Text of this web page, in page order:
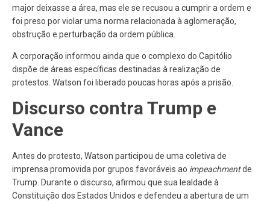
major deixasse a área, mas ele se recusou a cumprir a ordem e
foi preso por violar uma norma relacionada à aglomeração,
obstrução e perturbação da ordem pública.
A corporação informou ainda que o complexo do Capitólio
dispõe de áreas específicas destinadas à realização de
protestos. Watson foi liberado poucas horas após a prisão.
Discurso contra Trump e
Vance
Antes do protesto, Watson participou de uma coletiva de
imprensa promovida por grupos favoráveis ao impeachmentde
Trump. Durante o discurso, afirmou que sua lealdade à
Constituição dos Estados Unidos e defendeu a abertura de um